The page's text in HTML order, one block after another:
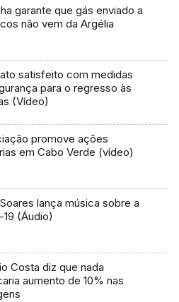
garante que gás enviado a
não vem da Argélia
satisfeito com medidas
para o regresso às
(Vídeo)
promove ações
em Cabo Verde (vídeo)
lança música sobre a
(Áudio)
Costa diz que nada
aumento de 10% nas